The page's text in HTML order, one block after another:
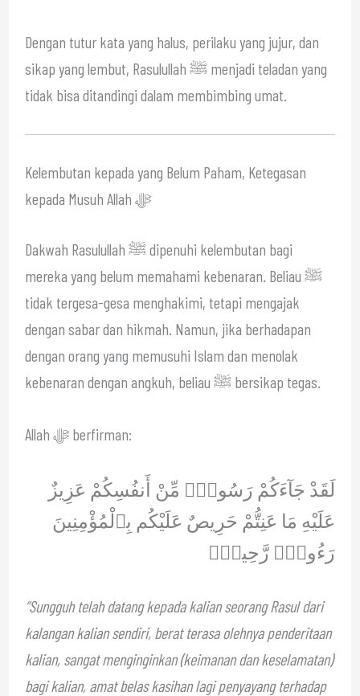
Dengan tutur kata yang halus, perilaku yang jujur, dan
sikap yang lembut, Rasulullah ﷺ menjadi teladan yang
tidak bisa ditandingi dalam membimbing umat.
Kelembutan kepada yang Belum Paham, Ketegasan
kepada Musuh Allah ﷻ
Dakwah Rasulullah ﷺ dipenuhi kelembutan bagi
mereka yang belum memahami kebenaran. Beliau ﷺ
tidak tergesa-gesa menghakimi, tetapi mengajak
dengan sabar dan hikmah. Namun, jika berhadapan
dengan orang yang memusuhi Islam dan menolak
kebenaran dengan angkuh, beliau ﷺ bersikap tegas.
Allah ﷻ berfirman:
لَقَدْ جَآءَكُمْ رَسُولٌۭ مِّنْ أَنفُسِكُمْ عَزِيزٌ
عَلَيْهِ مَا عَنِتُّمْ حَرِيصٌ عَلَيْكُم بِٱلْمُؤْمِنِينَ
رَءُوفٌۭ رَّحِيمٌۭ
“Sungguh telah datang kepada kalian seorang Rasul dari
kalangan kalian sendiri, berat terasa olehnya penderitaan
kalian, sangat menginginkan (keimanan dan keselamatan)
bagi kalian, amat belas kasihan lagi penyayang terhadap